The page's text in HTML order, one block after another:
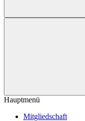
Hauptmenü
Mitgliedschaft